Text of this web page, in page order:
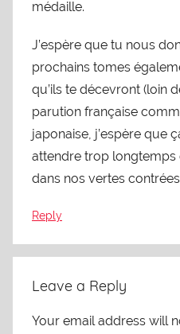
médaille.
J’espère que tu nous
prochains tomes
qu’ils te décevront (loin
parution française
japonaise, j’espère que
attendre trop longtemps
dans nos vertes
Reply
Leave a Reply
Your email address will